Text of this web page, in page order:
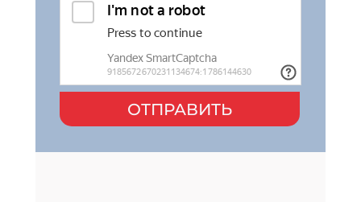
ОТПРАВИТЬ